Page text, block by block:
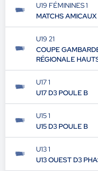
U19 FÉMININES 1
MATCHS AMICAUX
U19 21
COUPE
RÉGIONALE
U17 1
U17 D3 POULE B
U15 1
U15 D3 POULE B
U13 1
U13 OUEST D3